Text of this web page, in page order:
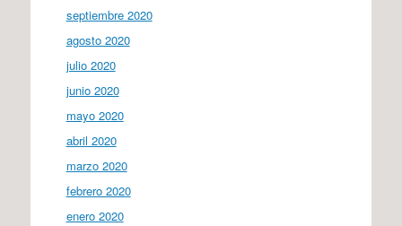
septiembre 2020
agosto 2020
julio 2020
junio 2020
mayo 2020
abril 2020
marzo 2020
febrero 2020
enero 2020